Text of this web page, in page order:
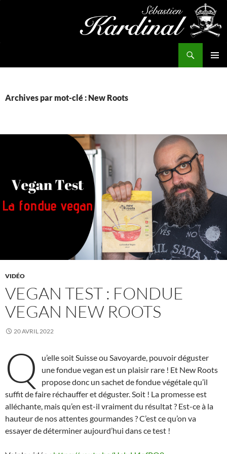
Archives par mot-clé : New Roots
VIDÉO
VEGAN TEST : FONDUE
VEGAN NEW ROOTS
20 AVRIL 2022
Q
u’elle soit Suisse ou Savoyarde, pouvoir déguster
une fondue vegan est un plaisir rare ! Et New Roots
propose donc un sachet de fondue végétale qu’il
suffit de faire réchauffer et déguster. Soit ! La promesse est
alléchante, mais qu’en est-il vraiment du résultat ? Est-ce à la
hauteur de nos attentes gourmandes ? C’est ce qu’on va
essayer de déterminer aujourd’hui dans ce test !